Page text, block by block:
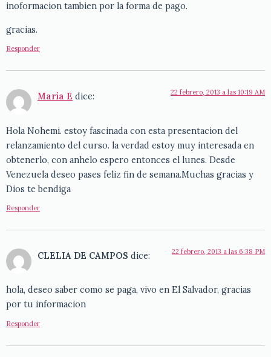
inoformacion tambien por la forma de pago.
gracias.
Responder
Maria E dice: 22 febrero, 2013 a las 10:19 AM
Hola Nohemi. estoy fascinada con esta presentacion del
relanzamiento del curso. la verdad estoy muy interesada en
obtenerlo, con anhelo espero entonces el lunes. Desde
Venezuela deseo pases feliz fin de semana.Muchas gracias y
Dios te bendiga
Responder
CLELIA DE CAMPOS dice: 22 febrero, 2013 a las 6:38 PM
hola, deseo saber como se paga, vivo en El Salvador, gracias
por tu informacion
Responder